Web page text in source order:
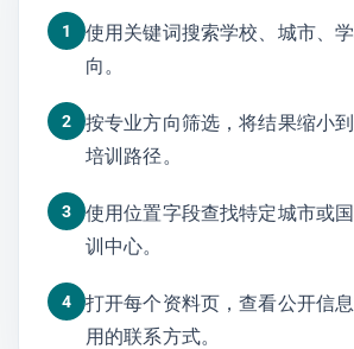
1
使用关键词搜索学校、城市、
向。
2
按专业方向筛选，将结果缩小
培训路径。
3
使用位置字段查找特定城市或
训中心。
4
打开每个资料页，查看公开信
用的联系方式。